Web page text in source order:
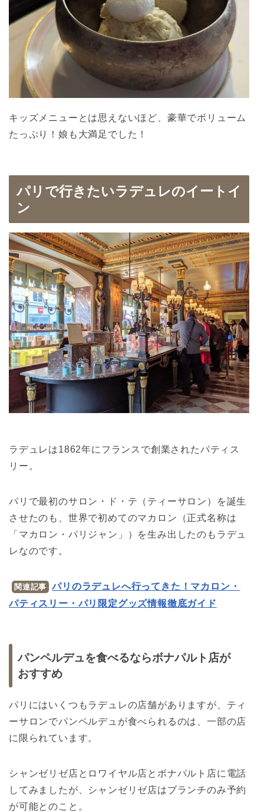
キッズメニューとは思えないほど、豪華でボリューム
たっぷり！娘も大満足でした！
パリで行きたいラデュレのイートイ
ン
ラデュレは1862年にフランスで創業されたパティス
リー。
パリで最初のサロン・ド・テ（ティーサロン）を誕生
させたのも、世界で初めてのマカロン（正式名称は
「マカロン・パリジャン」）を生み出したのもラデュ
レなのです。
関連記事
パリのラデュレへ行ってきた！マカロン・
パティスリー・パリ限定グッズ情報徹底ガイド
パンペルデュを食べるならボナパルト店が
おすすめ
パリにはいくつもラデュレの店舗がありますが、ティ
ーサロンでパンペルデュが食べられるのは、一部の店
に限られています。
シャンゼリゼ店とロワイヤル店とボナパルト店に電話
してみましたが、シャンゼリゼ店はブランチのみ予約
が可能とのこと。